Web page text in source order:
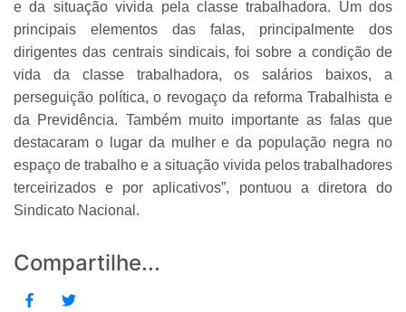
e da situação vivida pela classe trabalhadora. Um dos
principais elementos das falas, principalmente dos
dirigentes das centrais sindicais, foi sobre a condição de
vida da classe trabalhadora, os salários baixos, a
perseguição política, o revogaço da reforma Trabalhista e
da Previdência. Também muito importante as falas que
destacaram o lugar da mulher e da população negra no
espaço de trabalho e a situação vivida pelos trabalhadores
terceirizados e por aplicativos”, pontuou a diretora do
Sindicato Nacional.
Compartilhe...